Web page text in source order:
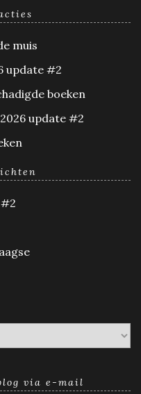
muis
update #2
boeken
update #2
via e-mail